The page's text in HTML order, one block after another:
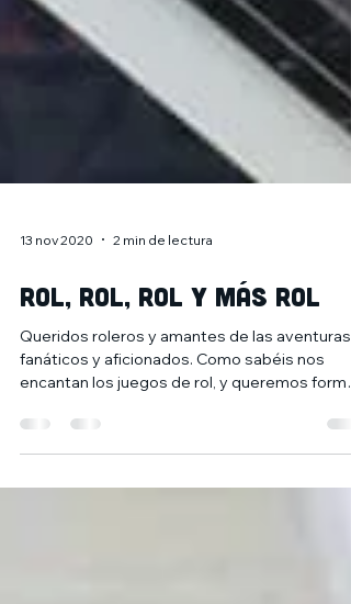
13 nov 2020 2 min de lectura
Rol, rol, rol y más rol
Queridos roleros y amantes de las aventuras,
fanáticos y aficionados. Como sabéis nos